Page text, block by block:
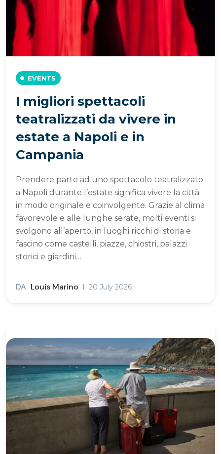
EVENTS
I migliori spettacoli
teatralizzati da vivere in
estate a Napoli e in
Campania
Prendere parte ad uno spettacolo teatralizzato
a Napoli durante l’estate significa vivere la città
in modo originale e coinvolgente. Grazie al clima
favorevole e alle lunghe serate, molti eventi si
svolgono all’aperto, in luoghi ricchi di storia e
fascino come castelli, piazze, chiostri, palazzi
storici e giardini…
DA Louis Marino 20 July 2026